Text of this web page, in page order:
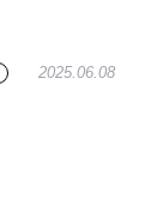
2025.06.08